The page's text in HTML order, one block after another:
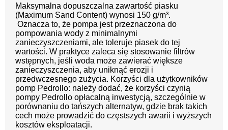
Maksymalna dopuszczalna zawartość piasku
(Maximum Sand Content) wynosi 150 g/m³.
Oznacza to, że pompa jest przeznaczona do
pompowania wody z minimalnymi
zanieczyszczeniami, ale toleruje piasek do tej
wartości. W praktyce zaleca się stosowanie filtrów
wstępnych, jeśli woda może zawierać większe
zanieczyszczenia, aby uniknąć erozji i
przedwczesnego zużycia. Korzyści dla użytkowników
pomp Pedrollo: należy dodać, że korzyści czynią
pompy Pedrollo opłacalną inwestycją, szczególnie w
porównaniu do tańszych alternatyw, gdzie brak takich
cech może prowadzić do częstszych awarii i wyższych
kosztów eksploatacji.